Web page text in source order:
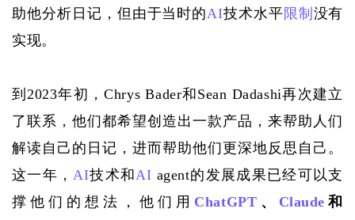
助他分析日记，但由于当时的AI技术水平 限制 没有
实现。
到2023年初，Chrys Bader和Sean Dadashi再次建立
了联系，他们都希望创造出一款产品，来帮助人们
解读自己的日记，进而帮助他们更深地反思自己。
这一年，AI技术和AI agent的发展成果已经可以支
撑他们的想法，他们用 ChatGPT 、 Claude 和